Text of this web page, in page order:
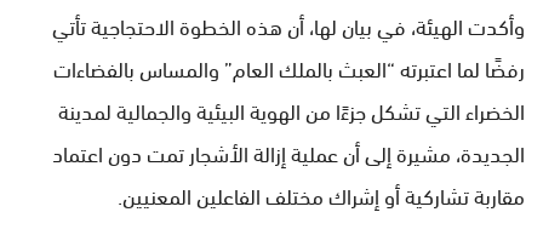
وأكدت الهيئة، في بيان لها، أن هذه الخطوة الاحتجاجية تأتي
رفضًا لما اعتبرته “العبث بالملك العام” والمساس بالفضاءات
الخضراء التي تشكل جزءًا من الهوية البيئية والجمالية لمدينة
الجديدة، مشيرة إلى أن عملية إزالة الأشجار تمت دون اعتماد
مقاربة تشاركية أو إشراك مختلف الفاعلين المعنيين.